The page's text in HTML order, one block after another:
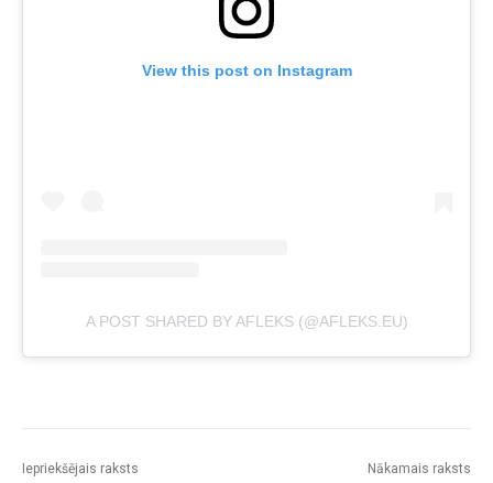
View this post on Instagram
A POST SHARED BY AFLEKS (@AFLEKS.EU)
Iepriekšējais raksts Nākamais raksts